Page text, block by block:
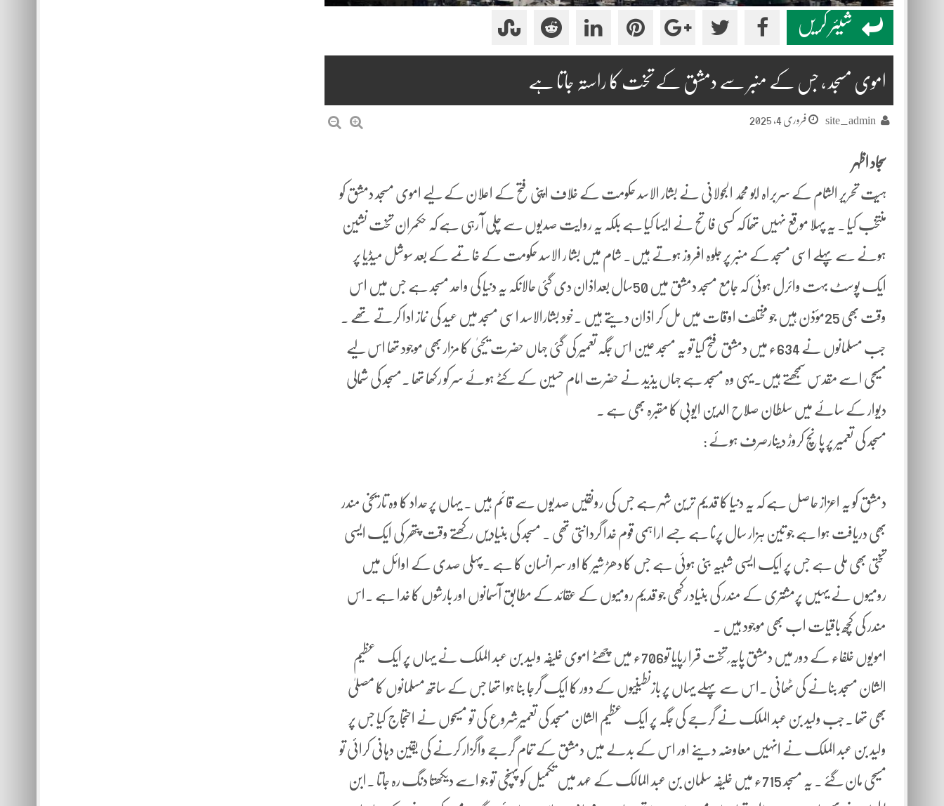
شیئر کریں
اموی مسجد ، جس کے منبر سے دمشق کے تخت کا راستہ جاتا ہے
site_admin فروری 4, 2025
سجاد اظہر
ہیٔت تحریر الشام کے سربراہ ابو محمد الجولانی نے بشار الاسد حکومت کے خلاف اپنی فتح کے اعلان کے لیے اموی مسجد دمشق کو
منتخب کیا ۔ یہ پہلا موقع نہیں تھا کہ کسی فاتح نے ایسا کیا ہے بلکہ یہ روایت صدیوں سے چلی آ رہی ہے کہ حکمران تخت نشین
ہونے سے پہلے اسی مسجد کے منبر پر جلوہ افروز ہوتے ہیں۔ شام میں بشا ر الاسد حکومت کے خاتمے کے بعد سوشل میڈیا پر
ایک پوسٹ بہت وائرل ہوئی کہ جامع مسجد دمشق میں 50سال بعداذان دی گئی حالانکہ یہ دنیا کی واحد مسجد ہے جس میں اس
وقت بھی 25مؤذن ہیں جو مختلف اوقات میں مل کر اذان دیتے ہیں ۔خود بشارالاسد اسی مسجد میں عید کی نماز ادا کرتے تھے ۔
جب مسلمانوں نے 634ء میں دمشق فتح کیا تو یہ مسجد عین اس جگہ تعمیر کی گئی جہاں حضرت یحییٰ کا مزار بھی موجود تھا اس لیے
مسیحی اسے مقدس سمجھتے ہیں۔یہی وہ مسجد ہے جہاں یذید نے حضرت امام حسین کے کٹے ہوئے سر کو رکھا تھا ۔مسجد کی شمالی
دیوار کے سائے میں سلطان صلاح الدین ایوبی کا مقبرہ بھی ہے ۔
مسجد کی تعمیر پر پانچ کروڑ دینارصرف ہوئے :
دمشق کو یہ اعزاز حاصل ہے کہ یہ دنیا کا قدیم ترین شہر ہے جس کی رونقیں صدیوں سے قائم ہیں ۔ یہاں پر حداد کا وہ تاریخی مندر
بھی دریافت ہوا ہے جو تین ہزار سال پرنا ہے جسے اراہمی قوم خدا گردانتی تھی ۔ مسجد کی بنیادیں رکھتے وقت پتھر کی ایک ایسی
تختی بھی ملی ہے جس پر ایک ایسی شبیہ بنی ہوئی ہے جس کا دھڑ شیر کا اور سر انسان کا ہے ۔پہلی صدی کے اوائل میں
رومیوں نے یہیں پرمشتری کے مندر کی بنیاد رکھی جو قدیم رومیوں کے عقائد کے مطابق آسمانوں اور بارشوں کا خدا ہے ۔اس
مندر کی کچھ باقیات اب بھی موجود ہیں ۔
امویوں خلفاء کے دور میں دمشق پایہ ٔ تخت قرا رپایا تو706ء میں چھٹے اموی خلیفہ ولید بن عبد الملک نے یہاں پر ایک عظیم
الشان مسجد بنانے کی ٹھانی ۔اس سے پہلے یہاں پر بازنطینیوں کے دور کا ایک گرجا بنا ہوا تھا جس کے ساتھ مسلمانوں کا مصلیٰ
بھی تھا ۔جب ولید بن عبد الملک نے گرجے کی جگہ پر ایک عظیم الشان مسجد کی تعمیرشروع کی تو مسیحوں نے احتجاج کیا جس پر
ولید بن عبد الملک نے انہیں معاوضہ دینے اور اس کے بدلے میں دمشق کے تمام گرجے واگزار کرنے کی یقین دہانی کرائی تو
مسیحی مان گئے ۔ یہ مسجد 715ء میں خلیفہ سلمان بن عبد المالک کے عہد میں تکمیل کو پہنچی تو جو اسے دیکھتا دنگ رہ جاتا ۔ابن